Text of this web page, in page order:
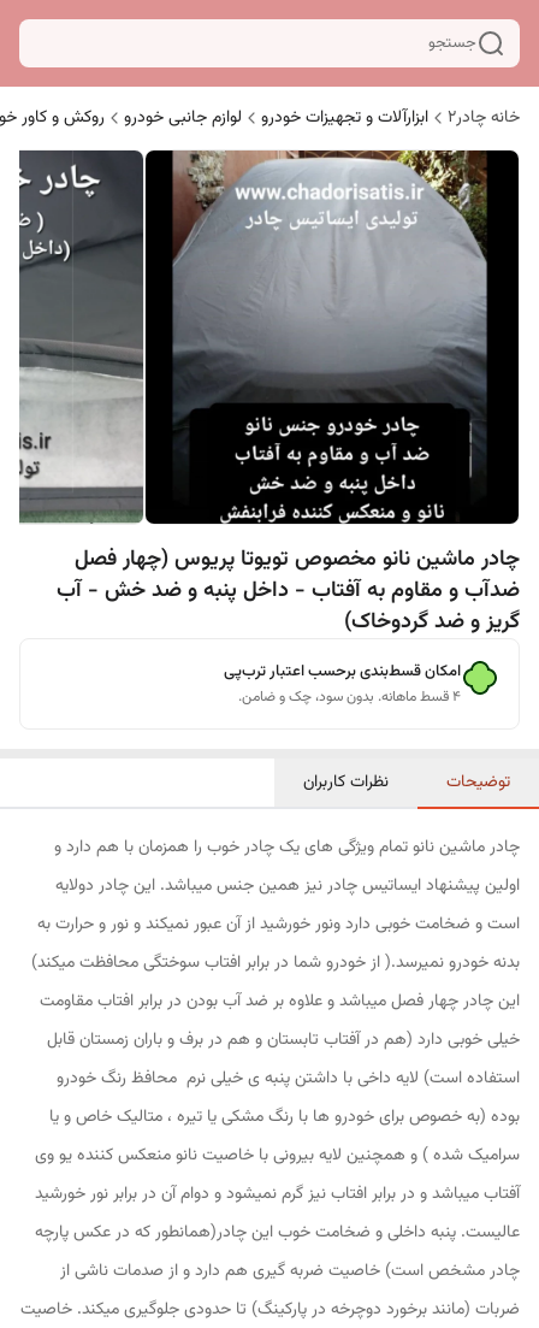
جستجو
خانه چادر۲ ابزارآلات و تجهیزات خودرو لوازم جانبی خودرو روکش و کاور
چادر ماشین نانو مخصوص تویوتا پریوس (چهار فصل
ضدآب و مقاوم به آفتاب - داخل پنبه و ضد خش - آب
گریز و ضد گردوخاک)
امکان قسط‌بندی برحسب اعتبار ترب‌پی
۴ قسط ماهانه. بدون سود، چک و ضامن.
توضیحات نظرات کاربران
چادر ماشین نانو تمام ویژگی های یک چادر خوب را همزمان با هم دارد و
اولین پیشنهاد ایساتیس چادر نیز همین جنس میباشد. این چادر دولایه
است و ضخامت خوبی دارد ونور خورشید از آن عبور نمیکند و نور و حرارت به
بدنه خودرو نمیرسد.( از خودرو شما در برابر افتاب سوختگی محافظت میکند)
این چادر چهار فصل میباشد و علاوه بر ضد آب بودن در برابر افتاب مقاومت
خیلی خوبی دارد (هم در آفتاب تابستان و هم در برف و باران زمستان قابل
استفاده است) لایه داخی با داشتن پنبه ی خیلی نرم محافظ رنگ خودرو
بوده (به خصوص برای خودرو ها با رنگ مشکی یا تیره ، متالیک خاص و یا
سرامیک شده ) و همچنین لایه بیرونی با خاصیت نانو منعکس کننده یو وی
آفتاب میباشد و در برابر افتاب نیز گرم نمیشود و دوام آن در برابر نور خورشید
عالیست. پنبه داخلی و ضخامت خوب این چادر(همانطور که در عکس پارچه
چادر مشخص است) خاصیت ضربه گیری هم دارد و از صدمات ناشی از
ضربات (مانند برخورد دوچرخه در پارکینگ) تا حدودی جلوگیری میکند. خاصیت